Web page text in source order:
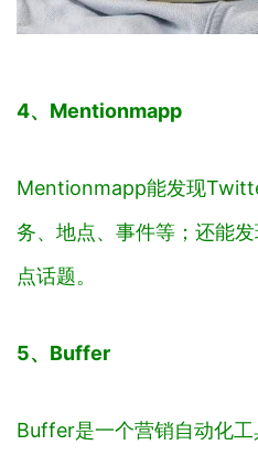
4、Mentionmapp
Mentionmapp能发现
务、地点、事件等；还能
点话题。
5、Buffer
Buffer是一个营销自动化